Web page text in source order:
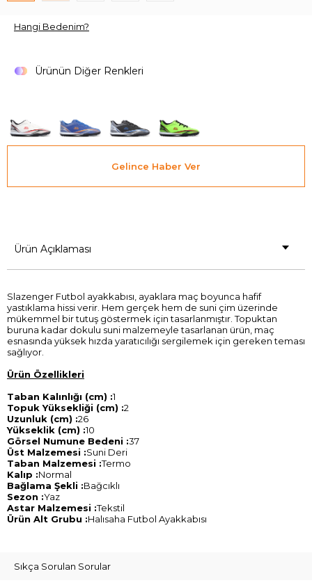
Hangi Bedenim?
Ürünün Diğer Renkleri
Gelince Haber Ver
Ürün Açıklaması
Slazenger Futbol ayakkabısı, ayaklara maç boyunca hafif
yastıklama hissi verir. Hem gerçek hem de suni çim üzerinde
mükemmel bir tutuş göstermek için tasarlanmıştır. Topuktan
buruna kadar dokulu suni malzemeyle tasarlanan ürün, maç
esnasında yüksek hızda yaratıcılığı sergilemek için gereken teması
sağlıyor.
Ürün Özellikleri
Taban Kalınlığı (cm) :1
Topuk Yüksekliği (cm) :2
Uzunluk (cm) :26
Yükseklik (cm) :10
Görsel Numune Bedeni :37
Üst Malzemesi :Suni Deri
Taban Malzemesi :Termo
Kalıp :Normal
Bağlama Şekli :Bağcıklı
Sezon :Yaz
Astar Malzemesi :Tekstil
Ürün Alt Grubu :Halısaha Futbol Ayakkabısı
Sıkça Sorulan Sorular